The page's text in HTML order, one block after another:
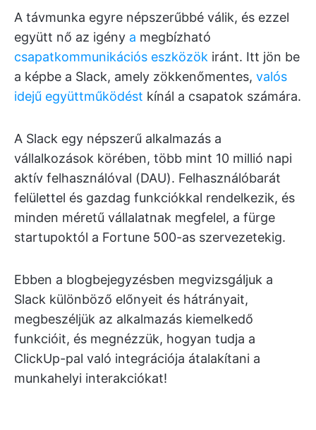
A távmunka egyre népszerűbbé válik, és ezzel
együtt nő az igény a megbízható
csapatkommunikációs eszközök iránt. Itt jön be
a képbe a Slack, amely zökkenőmentes, valós
idejű együttműködést kínál a csapatok számára.
A Slack egy népszerű alkalmazás a
vállalkozások körében, több mint 10 millió napi
aktív felhasználóval (DAU). Felhasználóbarát
felülettel és gazdag funkciókkal rendelkezik, és
minden méretű vállalatnak megfelel, a fürge
startupoktól a Fortune 500-as szervezetekig.
Ebben a blogbejegyzésben megvizsgáljuk a
Slack különböző előnyeit és hátrányait,
megbeszéljük az alkalmazás kiemelkedő
funkcióit, és megnézzük, hogyan tudja a
ClickUp-pal való integrációja átalakítani a
munkahelyi interakciókat!